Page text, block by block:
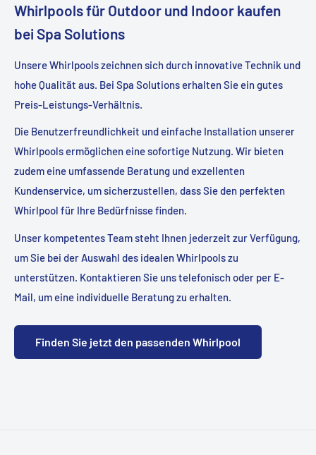
Whirlpools für Outdoor und Indoor kaufen
bei Spa Solutions
Unsere Whirlpools zeichnen sich durch innovative Technik und
hohe Qualität aus. Bei Spa Solutions erhalten Sie ein gutes
Preis-Leistungs-Verhältnis.
Die Benutzerfreundlichkeit und einfache Installation unserer
Whirlpools ermöglichen eine sofortige Nutzung. Wir bieten
zudem eine umfassende Beratung und exzellenten
Kundenservice, um sicherzustellen, dass Sie den perfekten
Whirlpool für Ihre Bedürfnisse finden.
Unser kompetentes Team steht Ihnen jederzeit zur Verfügung,
um Sie bei der Auswahl des idealen Whirlpools zu
unterstützen. Kontaktieren Sie uns telefonisch oder per E-
Mail, um eine individuelle Beratung zu erhalten.
Finden Sie jetzt den passenden Whirlpool